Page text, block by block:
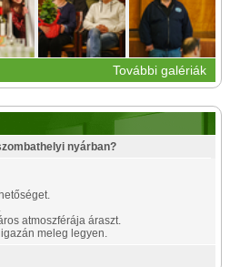
További galériák
nyárban?
atmoszférája áraszt.
meleg legyen.